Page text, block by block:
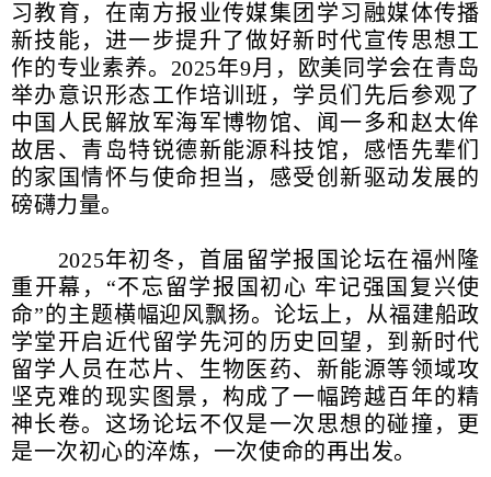
习教育，在南方报业传媒集团学习融媒体传播
新技能，进一步提升了做好新时代宣传思想工
作的专业素养。2025年9月，欧美同学会在青岛
举办意识形态工作培训班，学员们先后参观了
中国人民解放军海军博物馆、闻一多和赵太侔
故居、青岛特锐德新能源科技馆，感悟先辈们
的家国情怀与使命担当，感受创新驱动发展的
磅礴力量。
2025年初冬，首届留学报国论坛在福州隆
重开幕，“不忘留学报国初心 牢记强国复兴使
命”的主题横幅迎风飘扬。论坛上，从福建船政
学堂开启近代留学先河的历史回望，到新时代
留学人员在芯片、生物医药、新能源等领域攻
坚克难的现实图景，构成了一幅跨越百年的精
神长卷。这场论坛不仅是一次思想的碰撞，更
是一次初心的淬炼，一次使命的再出发。